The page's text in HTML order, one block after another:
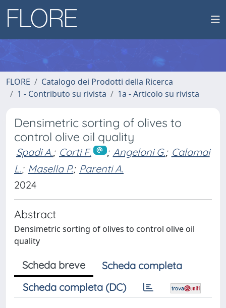
FLORE
Catalogo dei Prodotti della Ricerca
1 - Contributo su rivista
1a - Articolo su rivista
Densimetric sorting of olives to
control olive oil quality
Spadi A.; Corti F. ; Angeloni G.; Calamai
L.; Masella P.; Parenti A.
2024
Abstract
Densimetric sorting of olives to control olive oil
quality
Scheda breve
Scheda completa
Scheda completa (DC)